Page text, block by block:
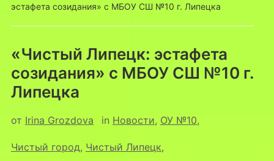
эстафета созидания» с МБОУ СШ №10 г. Липецка
«Чистый Липецк: эстафета
созидания» с МБОУ СШ №10 г.
Липецка
от Irina Grozdova in Новости, ОУ №10,
Чистый город, Чистый Липецк,